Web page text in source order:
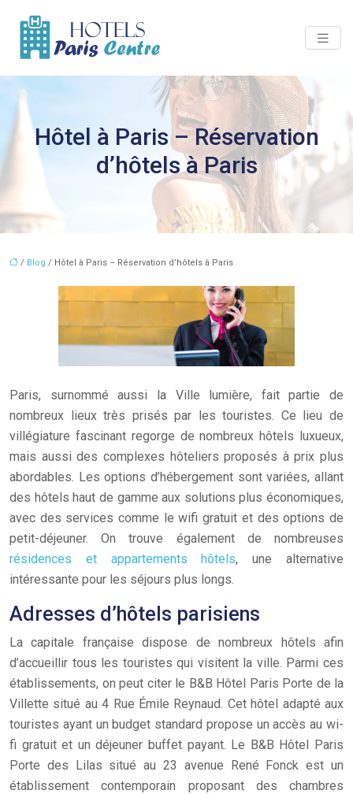
Hôtel à Paris – Réservation
d’hôtels à Paris
/ Blog / Hôtel à Paris – Réservation d’hôtels à Paris
Paris, surnommé aussi la Ville lumière, fait partie de
nombreux lieux très prisés par les touristes. Ce lieu de
villégiature fascinant regorge de nombreux hôtels luxueux,
mais aussi des complexes hôteliers proposés à prix plus
abordables. Les options d’hébergement sont variées, allant
des hôtels haut de gamme aux solutions plus économiques,
avec des services comme le wifi gratuit et des options de
petit-déjeuner. On trouve également de nombreuses
résidences et appartements hôtels, une alternative
intéressante pour les séjours plus longs.
Adresses d’hôtels parisiens
La capitale française dispose de nombreux hôtels afin
d’accueillir tous les touristes qui visitent la ville. Parmi ces
établissements, on peut citer le B&B Hôtel Paris Porte de la
Villette situé au 4 Rue Émile Reynaud. Cet hôtel adapté aux
touristes ayant un budget standard propose un accès au wi-
fi gratuit et un déjeuner buffet payant. Le B&B Hôtel Paris
Porte des Lilas situé au 23 avenue René Fonck est un
établissement contemporain proposant des chambres